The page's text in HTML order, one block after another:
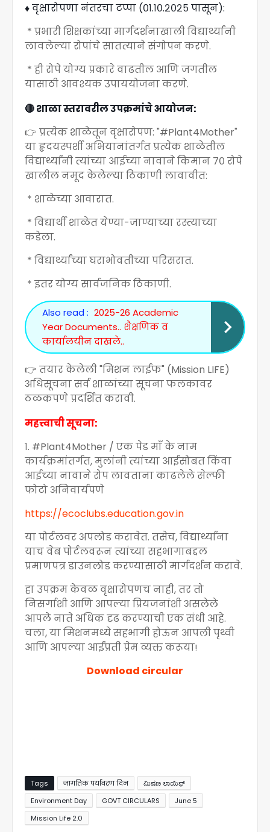
♦️ वृक्षारोपणा नंतरचा टप्पा (०१.१०.२०२५ पासून):
* प्रभारी शिक्षकांच्या मार्गदर्शनाखाली विद्यार्थ्यांनी
लावलेल्या रोपांचे सातत्याने संगोपन करणे.
* ही रोपे योग्य प्रकारे वाढतील आणि जगतील
यासाठी आवश्यक उपाययोजना करणे.
🔴 शाळा स्तरावरील उपक्रमांचे आयोजन:
👉 प्रत्येक शाळेतून वृक्षारोपण: "#Plant4Mother"
या हृदयस्पर्शी अभियानांतर्गत प्रत्येक शाळेतील
विद्यार्थ्यांनी त्यांच्या आईच्या नावाने किमान ७० रोपे
खालील नमूद केलेल्या ठिकाणी लावावीत:
* शाळेच्या आवारात.
* विद्यार्थी शाळेत येण्या-जाण्याच्या रस्त्याच्या
कडेला.
* विद्यार्थ्यांच्या घराभोवतीच्या परिसरात.
* इतर योग्य सार्वजनिक ठिकाणी.
Also read : 2025-26 Academic
Year Documents.. शैक्षणिक व
कार्यालयीन दाखले..
👉 तयार केलेली "मिशन लाईफ" (Mission LIFE)
अधिसूचना सर्व शाळांच्या सूचना फलकावर
ठळकपणे प्रदर्शित करावी.
महत्त्वाची सूचना:
१. #Plant4Mother / एक पेड माँ के नाम
कार्यक्रमांतर्गत, मुलांनी त्यांच्या आईसोबत किंवा
आईच्या नावाने रोप लावताना काढलेले सेल्फी
फोटो अनिवार्यपणे
https://ecoclubs.education.gov.in
या पोर्टलवर अपलोड करावेत. तसेच, विद्यार्थ्यांना
याच वेब पोर्टलवरून त्यांच्या सहभागाबद्दल
प्रमाणपत्र डाउनलोड करण्यासाठी मार्गदर्शन करावे.
हा उपक्रम केवळ वृक्षारोपणच नाही, तर तो
निसर्गाशी आणि आपल्या प्रियजनांशी असलेले
आपले नाते अधिक दृढ करण्याची एक संधी आहे.
चला, या मिशनमध्ये सहभागी होऊन आपली पृथ्वी
आणि आपल्या आईंप्रती प्रेम व्यक्त करूया!
Download circular
Tags जागतिक पर्यावरण दिन
ಮಿಷಣ ಲಾಯಿಫ್
Environment Day
GOVT CIRCULARS
June 5
Mission Life 2.0